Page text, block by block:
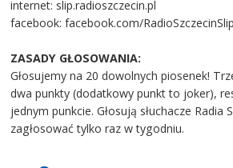
internet: slip.radioszczecin.pl
facebook: facebook.com/RadioSzczecinSlip
ZASADY GŁOSOWANIA:
Głosujemy na 20 dowolnych piosenek!
dwa punkty (dodatkowy punkt to joker),
jednym punkcie. Głosują słuchacze Radia
zagłosować tylko raz w tygodniu.